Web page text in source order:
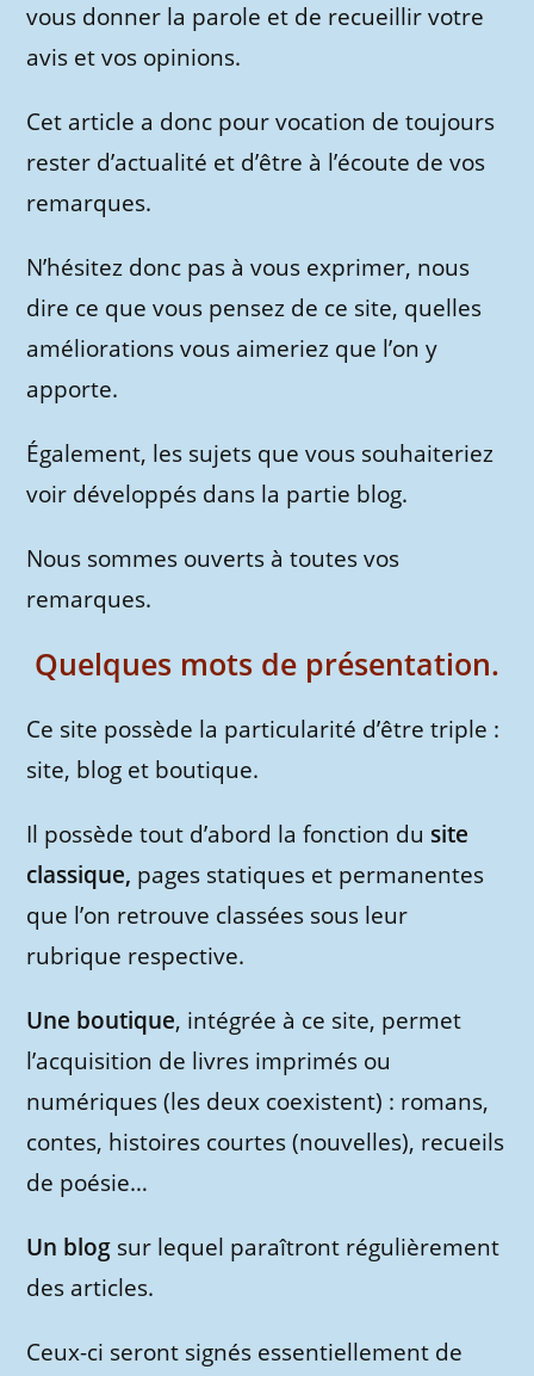
vous donner la parole et de recueillir votre
avis et vos opinions.
Cet article a donc pour vocation de toujours
rester d’actualité et d’être à l’écoute de vos
remarques.
N’hésitez donc pas à vous exprimer, nous
dire ce que vous pensez de ce site, quelles
améliorations vous aimeriez que l’on y
apporte.
Également, les sujets que vous souhaiteriez
voir développés dans la partie blog.
Nous sommes ouverts à toutes vos
remarques.
Quelques mots de présentation.
Ce site possède la particularité d’être triple :
site, blog et boutique.
Il possède tout d’abord la fonction du site
classique, pages statiques et permanentes
que l’on retrouve classées sous leur
rubrique respective.
Une boutique, intégrée à ce site, permet
l’acquisition de livres imprimés ou
numériques (les deux coexistent) : romans,
contes, histoires courtes (nouvelles), recueils
de poésie…
Un blog sur lequel paraîtront régulièrement
des articles.
Ceux-ci seront signés essentiellement de